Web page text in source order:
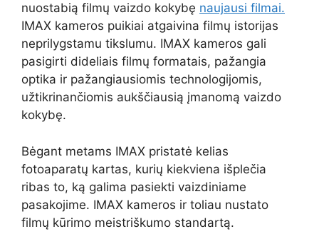
nuostabią filmų vaizdo kokybę naujausi filmai.
IMAX kameros puikiai atgaivina filmų istorijas
neprilygstamu tikslumu. IMAX kameros gali
pasigirti dideliais filmų formatais, pažangia
optika ir pažangiausiomis technologijomis,
užtikrinančiomis aukščiausią įmanomą vaizdo
kokybę.
Bėgant metams IMAX pristatė kelias
fotoaparatų kartas, kurių kiekviena išplečia
ribas to, ką galima pasiekti vaizdiniame
pasakojime. IMAX kameros ir toliau nustato
filmų kūrimo meistriškumo standartą.